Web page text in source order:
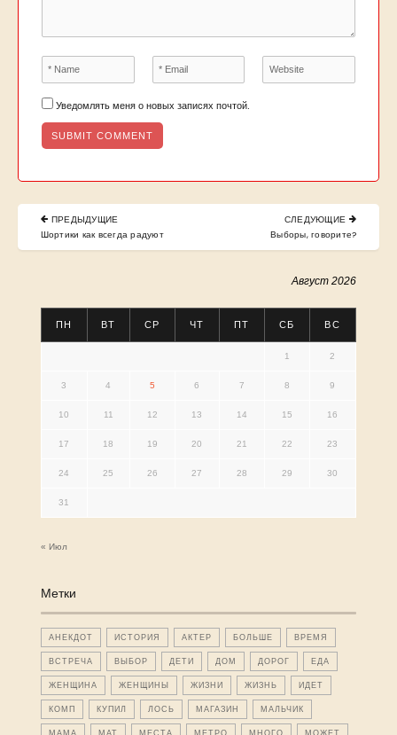
Уведомлять меня о новых записях почтой.
Навигация
записям
ПРЕДЫДУЩИЕ
PREVIOUS
POST:
Шортики как всегда радуют
СЛЕДУЮЩИЕ
NEXT
Выборы, говорите?
Август 2026
ПН ВТ СР ЧТ ПТ СБ ВС
1 2
3 4 5 6 7 8 9
10 11 12 13 14 15 16
17 18 19 20 21 22 23
24 25 26 27 28 29 30
31
« Июл
Метки
АНЕКДОТ ИСТОРИЯ АКТЕР БОЛЬШЕ ВРЕМЯ
ВСТРЕЧА ВЫБОР ДЕТИ ДОМ ДОРОГ ЕДА
ЖЕНЩИНА ЖЕНЩИНЫ ЖИЗНИ ЖИЗНЬ ИДЕТ
КОМП КУПИЛ ЛОСЬ МАГАЗИН МАЛЬЧИК
МАМА МАТ МЕСТА МЕТРО МНОГО МОЖЕТ